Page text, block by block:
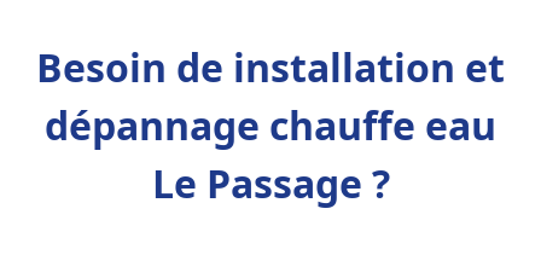
Besoin de installation et
dépannage chauffe eau
Le Passage ?